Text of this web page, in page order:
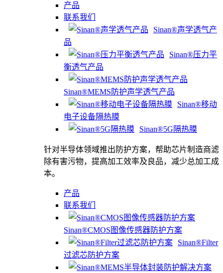
产品
联系我们
Sinan®声学透气产
品
Sinan®压力平
衡透气产品
Sinan®MEMS防护声学透气产品
Sinan®移动
电子设备隔热膜
Sinan®5G隔热膜
针对半导体领域推出防护方案，帮助芯片制造商滤
除有害污物，提高加工效率及良品，减少总加工成
本。
产品
联系我们
Sinan®CMOS图像传感器防护方案
Sinan®Filter
过滤芯防护方案